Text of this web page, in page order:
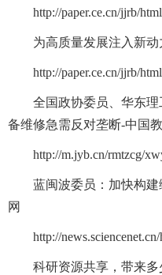
http://paper.ce.cn/jjrb/
为高质量发展注入新动
http://paper.ce.cn/jjrb/
全国政协委员、华东
备维修急需反对垄断-中国
http://m.jyb.cn/rmtzcg/
蓝闽波委员：加快构
网
http://
科研资源共享，带来多